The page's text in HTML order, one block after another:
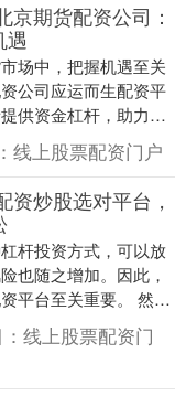
京期货配资公司：
遇
场中，把握机遇至关
公司应运而生配资平
供资金杠杆，助力他
票配资网的主要好处
线上股票配资门户
资炒股选对平台，
杆投资方式，可以放
也随之增加。因此，
平台至关重要。 然
。由于杠杆放大，投
线上股票配资门